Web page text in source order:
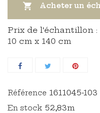
 Acheter un
Prix ​​de l'échantillon :
10 cm x 140 cm
Référence 1611045-103
En stock 52,83m